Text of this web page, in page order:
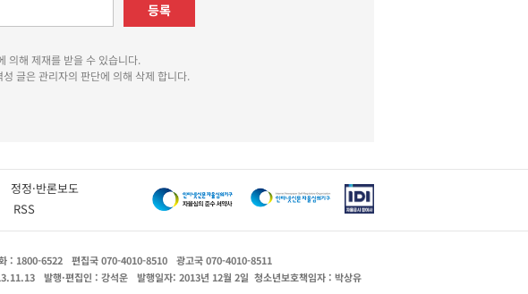
등록
의해 제재를 받을 수 있습니다.
글은 관리자의 판단에 의해 삭제 합니다.
정정·반론보도
RSS
: 1800-6522 편집국 070-4010-8510
광고국 070-4010-8511
발행·편집인 : 강석운 발행일자: 2013년 12월 2일 청소년보호책임자 : 박상유